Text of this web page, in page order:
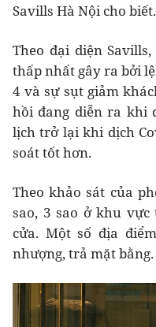
Savills Hà Nội cho biết.
Theo đại diện
thấp nhất gây ra bởi
4 và sự sụt giảm
hồi đang diễn ra khi
lịch trở lại khi dịch
soát tốt hơn.
Theo khảo sát của
sao, 3 sao ở khu
cửa. Một số địa
nhượng, trả mặt bằng.